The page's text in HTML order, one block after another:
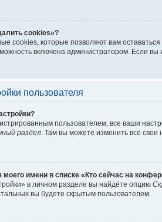
cookies»?
cookies, которые позволяют вам
включена администратором. Если
пользователя
пользователем, все ваши
раздел. Там вы можете изменить все свои
моего имени в списке «Кто сейчас на
в личном разделе вы найдёте опцию
вы будете скрытым пользователем.